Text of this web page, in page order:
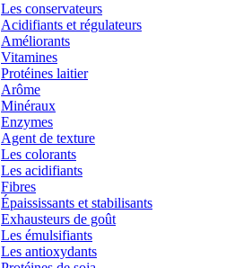
Les conservateurs
Acidifiants et régulateurs
Améliorants
Vitamines
Protéines laitier
Arôme
Minéraux
Enzymes
Agent de texture
Les colorants
Les acidifiants
Fibres
Épaississants et stabilisants
Exhausteurs de goût
Les émulsifiants
Les antioxydants